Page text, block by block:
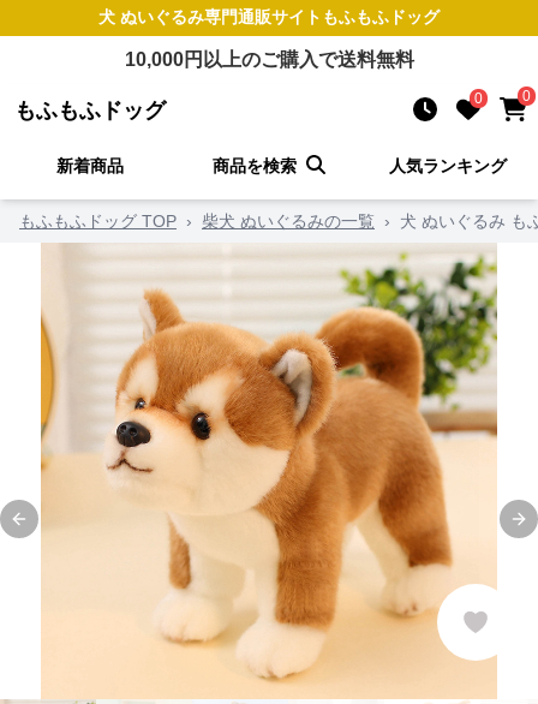
犬 ぬいぐるみ専門通販サイト もふもふドッグ
10,000円以上のご購入で送料無料
もふもふドッグ 0 0
新着商品 商品を検索 人気ランキング
もふもふドッグ TOP › 柴犬 ぬいぐるみの一覧 › 犬 ぬいぐるみ も
Previous slide